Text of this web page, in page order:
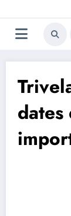
au
contenu